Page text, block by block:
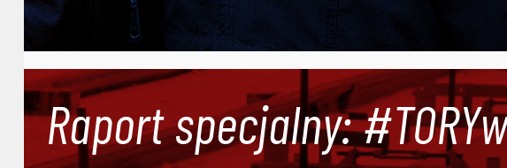
Raport specjalny: